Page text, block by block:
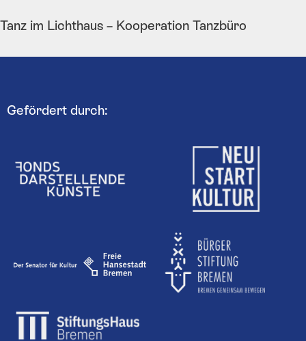
Tanz im Lichthaus – Kooperation Tanzbüro
Gefördert durch: